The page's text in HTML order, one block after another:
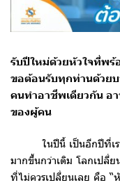
รับปีใหม่ด้วยหัวใจที่พร้
ขอต้อนรับทุกท่านด้วยบ
คนทำอาชีพเดียวกัน อ
ของผู้คน
ในปีนี้ เป็นอีกปีที่เราต้
มากขึ้นกว่าเดิม โลกเปลี่
ที่ไม่ควรเปลี่ยนเลย คือ “